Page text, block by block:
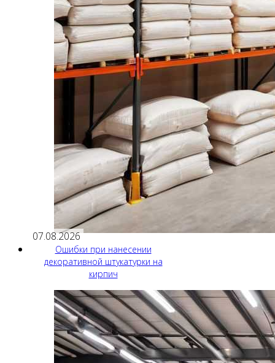
07.08.2026
Ошибки при нанесении
декоративной штукатурки на
кирпич